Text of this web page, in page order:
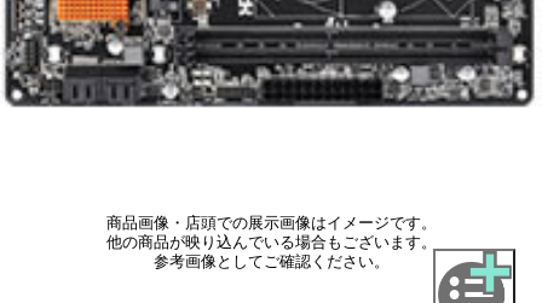
商品画像・店頭での展示画像はイメージです。
他の商品が映り込んでいる場合もございます。
参考画像としてご確認ください。